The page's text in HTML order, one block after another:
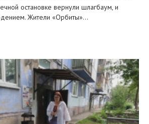
остановке вернули шлагбаум, и
Жители «Орбиты»…